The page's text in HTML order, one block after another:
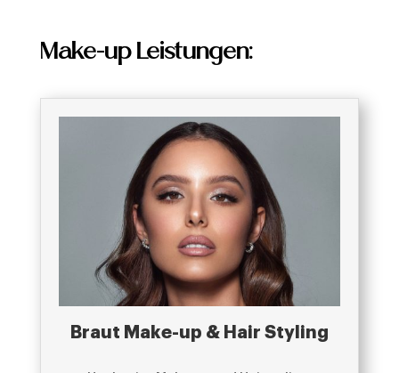
Make-up Leistungen:
Braut Make-up & Hair Styling